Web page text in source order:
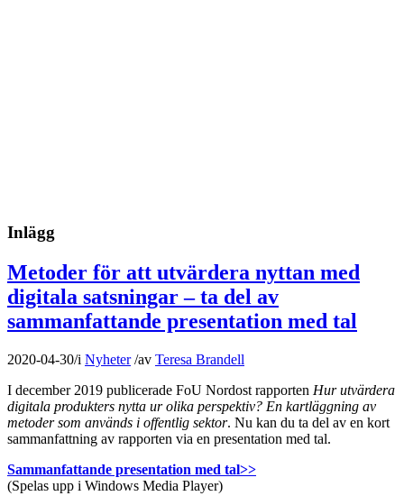
Inlägg
Metoder för att utvärdera nyttan med
digitala satsningar – ta del av
sammanfattande presentation med tal
2020-04-30/i Nyheter /av Teresa Brandell
I december 2019 publicerade FoU Nordost rapporten Hur utvärdera
digitala produkters nytta ur olika perspektiv? En kartläggning av
metoder som används i offentlig sektor. Nu kan du ta del av en kort
sammanfattning av rapporten via en presentation med tal.
Sammanfattande presentation med tal>>
(Spelas upp i Windows Media Player)